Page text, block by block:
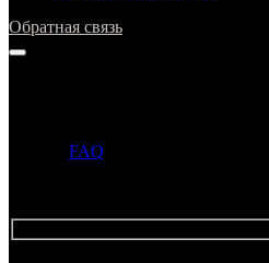
Обратная связь
FAQ